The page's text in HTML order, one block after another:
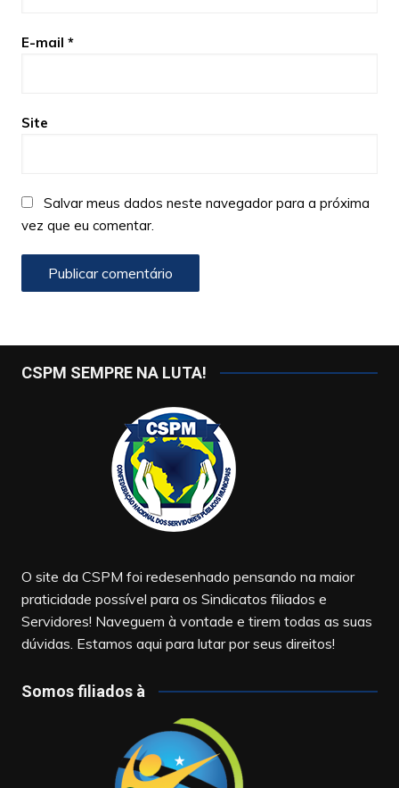
E-mail *
Site
Salvar meus dados neste navegador para a próxima
vez que eu comentar.
CSPM SEMPRE NA LUTA!
O site da CSPM foi redesenhado pensando na maior
praticidade possível para os Sindicatos filiados e
Servidores! Naveguem à vontade e tirem todas as suas
dúvidas. Estamos aqui para lutar por seus direitos!
Somos filiados à